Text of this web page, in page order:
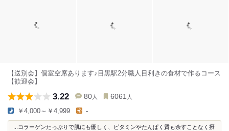
【送別会】個室空席あります♪目黒駅2分職人目利きの食材で作るコース
【歓迎会】
3.22 80 人 6061 人
￥4,000～￥4,999 -
...コラーゲンたっぷりで肌にも優しく、ビタミンやたんぱく質も余すことなく摂